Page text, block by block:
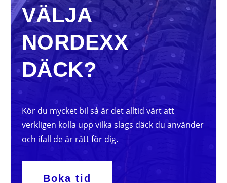
VÄLJA
NORDEXX
DÄCK?
Kör du mycket bil så är det alltid värt att
verkligen kolla upp vilka slags däck du använder
och ifall de är rätt för dig.
Boka tid